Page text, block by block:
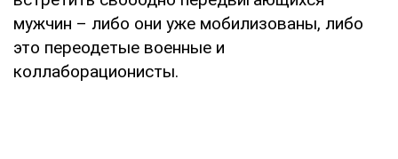
мужчин – либо они уже мобилизованы, либо
это переодетые военные и
коллаборационисты.